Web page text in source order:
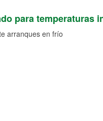
para temperaturas
arranques en frío